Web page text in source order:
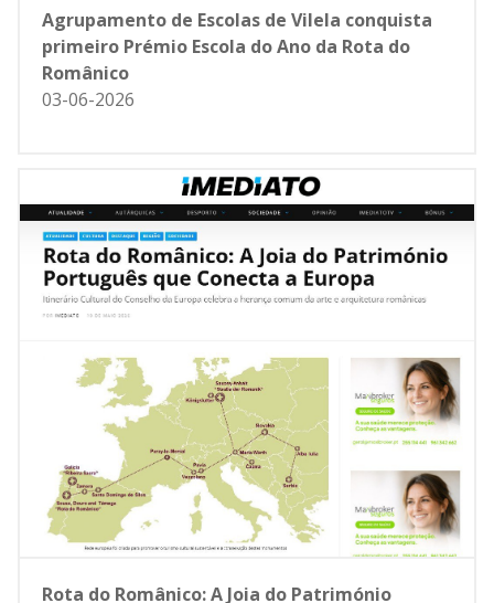
Agrupamento de Escolas de Vilela conquista
primeiro Prémio Escola do Ano da Rota do
Românico
03-06-2026
Rota do Românico: A Joia do Património